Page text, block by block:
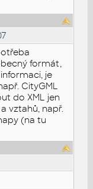
formát,
je
CityGML
do XML jen
vztahů, např.
(na tu